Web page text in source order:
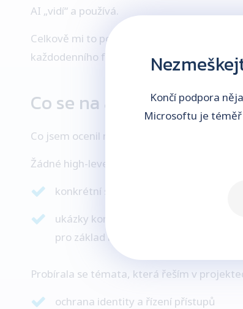
Končí podpora
Microsoftu je téměř
AI „vidí“ a používá.
Celkově mi to potvrdilo jednu věc –
každodenního fungování IT.
Co se na akci dělo?
Co jsem ocenil nejvíc – šlo se rovnou do
Žádné high-level slide decky, ale:
konkrétní scénáře z reálných prostředí
ukázky konfigurací (desatero tenant
pro základ bezpečnosti)
Probírala se témata, která řeším v
ochrana identity a řízení přístupů